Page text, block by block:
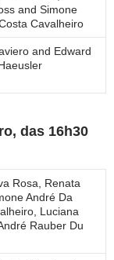
and Simone
Cavalheiro
and Edward
das 16h30
Rosa, Renata
André Da
Luciana
Rauber Du